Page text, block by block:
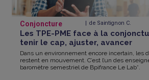
Conjoncture de Saintignon C.
Les TPE-PME face à la
tenir le cap, ajuster, avancer
Dans un environnement encore incertain, les
restent en mouvement. C’est l’un des
baromètre semestriel de Bpifrance Le Lab*.